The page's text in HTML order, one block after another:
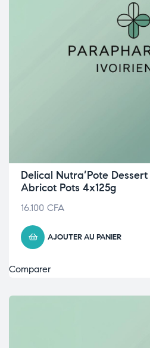
Delical Nutra’Pote
Abricot Pots 4x125g
16.100 CFA
AJOUTER AU PANIER
Comparer